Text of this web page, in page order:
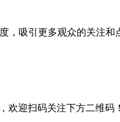
，吸引更多观众的关注和
欢迎扫码关注下方二维码！